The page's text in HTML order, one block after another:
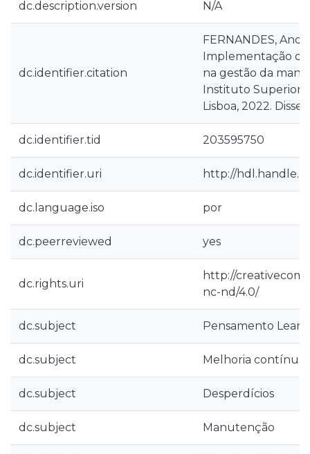
dc.description.version N/A
dc.identifier.citation
FERNANDES,
Implementação
na gestão da
Instituto Superior
Lisboa, 2022.
dc.identifier.tid 203595750
dc.identifier.uri http://
dc.language.iso por
dc.peerreviewed yes
dc.rights.uri
http://
nc-nd/4.0/
dc.subject Pensamento Lean
dc.subject Melhoria contínua
dc.subject Desperdícios
dc.subject Manutenção